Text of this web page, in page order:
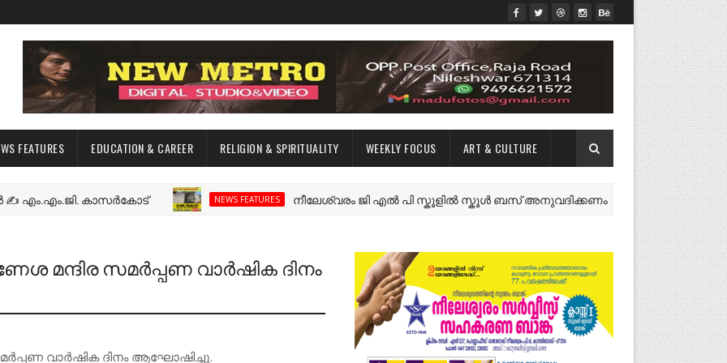
FEATURES EDUCATION & CAREER RELIGION & SPIRITUALITY WEEKLY FOCUS ART & CULTURE
കാസർകോട് NEWS FEATURES നീലേശ്വരം ജി എൽ പി സ്കൂളിൽ സ്കൂൾ ബസ് അനുവദിക്കണം NEWS FEATURES
മന്ദിര സമർപ്പണ വാർഷിക ദിനം
വാർഷിക ദിനം ആഘോഷിച്ചു.